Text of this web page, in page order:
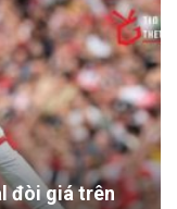
đòi giá trên